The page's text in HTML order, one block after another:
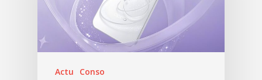
Actu Conso